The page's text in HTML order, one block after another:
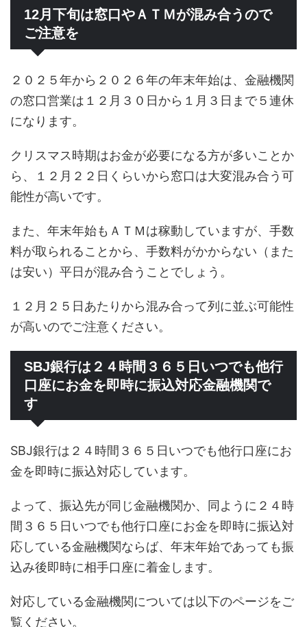
12月下旬は窓口やＡＴＭが混み合うので
ご注意を
２０２５年から２０２６年の年末年始は、金融機関
の窓口営業は１２月３０日から１月３日まで５連休
になります。
クリスマス時期はお金が必要になる方が多いことか
ら、１２月２２日くらいから窓口は大変混み合う可
能性が高いです。
また、年末年始もＡＴＭは稼動していますが、手数
料が取られることから、手数料がかからない（また
は安い）平日が混み合うことでしょう。
１２月２５日あたりから混み合って列に並ぶ可能性
が高いのでご注意ください。
SBJ銀行は２４時間３６５日いつでも他行
口座にお金を即時に振込対応金融機関で
す
SBJ銀行は２４時間３６５日いつでも他行口座にお
金を即時に振込対応しています。
よって、振込先が同じ金融機関か、同ように２４時
間３６５日いつでも他行口座にお金を即時に振込対
応している金融機関ならば、年末年始であっても振
込み後即時に相手口座に着金します。
対応している金融機関については以下のページをご
覧ください。